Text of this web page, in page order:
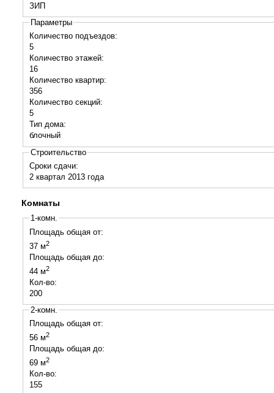
ЗИП
Параметры
Количество подъездов:
5
Количество этажей:
16
Количество квартир:
356
Количество секций:
5
Тип дома:
блочный
Строительство
Сроки сдачи:
2 квартал 2013года
Комнаты
1-комн.
Площадь общая от:
37 м2
Площадь общая до:
44 м2
Кол-во:
200
2-комн.
Площадь общая от:
56 м2
Площадь общая до:
69 м2
Кол-во:
155